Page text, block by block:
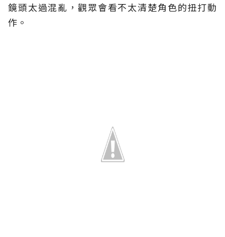
鏡頭太過混亂，觀眾會看不太清楚角色的扭打動
作。